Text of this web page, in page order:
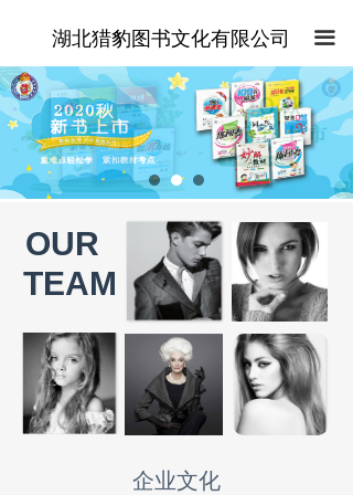
끀
湖北猎豹图书文化有限公司
为什么？
企业文化
OUR
TEAM
xxxx有限公司成立于 2004 年 8 月，注册于中关村科